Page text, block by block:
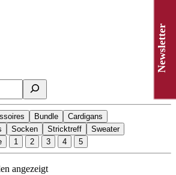
Bundle
Cardigans
Socken Stricktreff
Sweater
1 2 3 4 5
angezeigtNach
Newsletter